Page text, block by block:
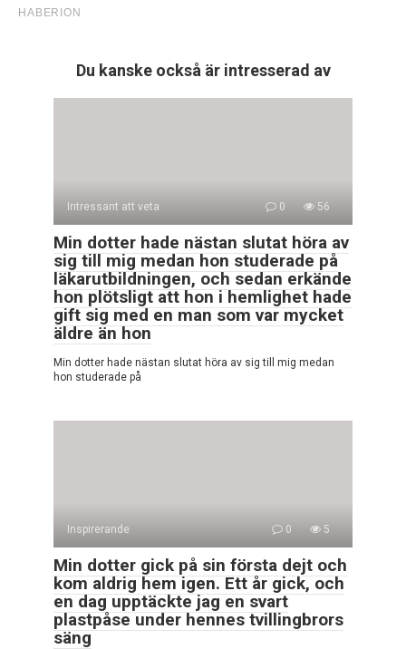
Du kanske också är intresserad av
Intressant att veta 0 56
Min dotter hade nästan slutat höra av
sig till mig medan hon studerade på
läkarutbildningen, och sedan erkände
hon plötsligt att hon i hemlighet hade
gift sig med en man som var mycket
äldre än hon
Min dotter hade nästan slutat höra av sig till mig medan
hon studerade på
Inspirerande 0 5
Min dotter gick på sin första dejt och
kom aldrig hem igen. Ett år gick, och
en dag upptäckte jag en svart
plastpåse under hennes tvillingbrors
säng